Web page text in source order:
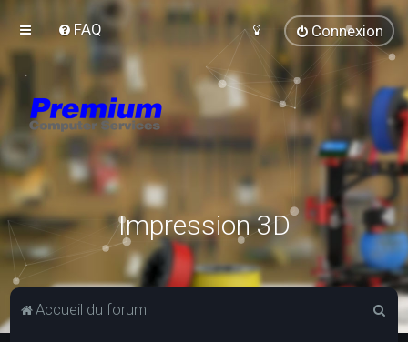
FAQ Connexion
Impression 3D
Accueil du forum